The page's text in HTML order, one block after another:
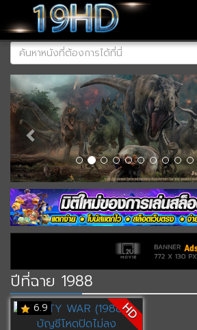
ปีที่ฉาย 1988
6.9 HD